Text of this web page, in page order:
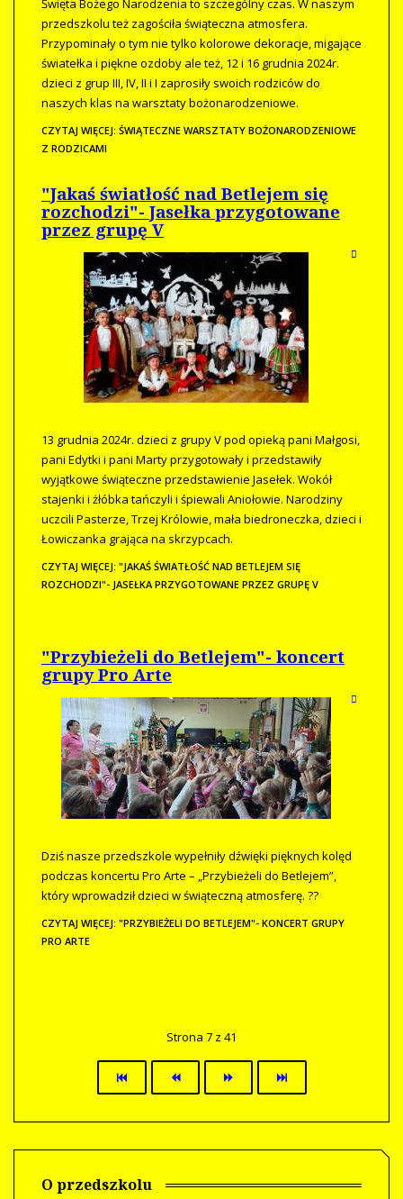
Święta Bożego Narodzenia to szczególny czas. W naszym
przedszkolu też zagościła świąteczna atmosfera.
Przypominały o tym nie tylko kolorowe dekoracje, migające
światełka i piękne ozdoby ale też, 12 i 16 grudnia 2024r.
dzieci z grup III, IV, II i I zaprosiły swoich rodziców do
naszych klas na warsztaty bożonarodzeniowe.
CZYTAJ WIĘCEJ: ŚWIĄTECZNE WARSZTATY BOŻONARODZENIOWE
Z RODZICAMI
"Jakaś światłość nad Betlejem się
rozchodzi"- Jasełka przygotowane
przez grupę V
13 grudnia 2024r. dzieci z grupy V pod opieką pani Małgosi,
pani Edytki i pani Marty przygotowały i przedstawiły
wyjątkowe świąteczne przedstawienie Jasełek. Wokół
stajenki i żłóbka tańczyli i śpiewali Aniołowie. Narodziny
uczcili Pasterze, Trzej Królowie, mała biedroneczka, dzieci i
Łowiczanka grająca na skrzypcach.
CZYTAJ WIĘCEJ: "JAKAŚ ŚWIATŁOŚĆ NAD BETLEJEM SIĘ
ROZCHODZI"- JASEŁKA PRZYGOTOWANE PRZEZ GRUPĘ V
"Przybieżeli do Betlejem"- koncert
grupy Pro Arte
Dziś nasze przedszkole wypełniły dźwięki pięknych kolęd
podczas koncertu Pro Arte – „Przybieżeli do Betlejem”,
który wprowadził dzieci w świąteczną atmosferę. ??
CZYTAJ WIĘCEJ: "PRZYBIEŻELI DO BETLEJEM"- KONCERT GRUPY
PRO ARTE
Strona 7 z 41
O przedszkolu